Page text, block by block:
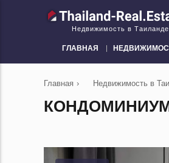
Недвижимость в Таиланде
ГЛАВНАЯ
Главная › Недвижимость в
КОНДОМИНИУМ